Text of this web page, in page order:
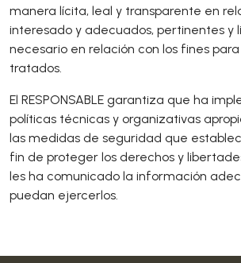
manera lícita, leal y transparente en
interesado y adecuados, pertinentes y
necesario en relación con los fines para
tratados.
El RESPONSABLE garantiza que ha
políticas técnicas y organizativas
las medidas de seguridad que
fin de proteger los derechos y
les ha comunicado la información
puedan ejercerlos.